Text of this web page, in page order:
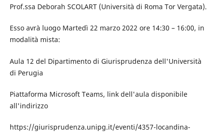
Prof.ssa Deborah SCOLART (Università di Roma Tor Vergata).
Esso avrà luogo Martedì 22 marzo 2022 ore 14:30 – 16:00, in
modalità mista:
Aula 12 del Dipartimento di Giurisprudenza dell'Università
di Perugia
Piattaforma Microsoft Teams, link dell'aula disponibile
all'indirizzo
https://giurisprudenza.unipg.it/eventi/4357-locandina-